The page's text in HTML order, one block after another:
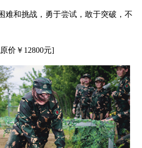
难和挑战，勇于尝试，敢于突破，不
价￥12800元]